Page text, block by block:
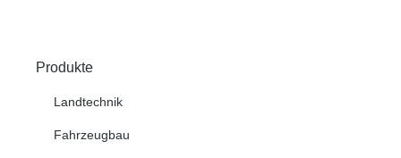
Produkte
Landtechnik
Fahrzeugbau